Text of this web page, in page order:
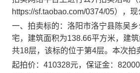
https://sf.taobao.com/0374/05），现
一、 拍卖标的： 洛阳市洛宁县陈吴
宅，建筑面积为138.66平方米， 建
共18层，该标的位于第4层。 本次拍
起拍价： 410328元，保证金： 82000